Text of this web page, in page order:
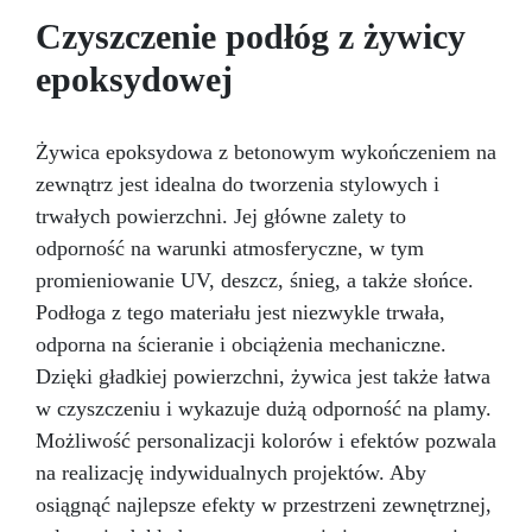
więcej trudności.
Czyszczenie podłóg z żywicy
epoksydowej
Żywica epoksydowa z betonowym wykończeniem na
zewnątrz jest idealna do tworzenia stylowych i
trwałych powierzchni. Jej główne zalety to
odporność na warunki atmosferyczne, w tym
promieniowanie UV, deszcz, śnieg, a także słońce.
Podłoga z tego materiału jest niezwykle trwała,
odporna na ścieranie i obciążenia mechaniczne.
Dzięki gładkiej powierzchni, żywica jest także łatwa
w czyszczeniu i wykazuje dużą odporność na plamy.
Możliwość personalizacji kolorów i efektów pozwala
na realizację indywidualnych projektów. Aby
osiągnąć najlepsze efekty w przestrzeni zewnętrznej,